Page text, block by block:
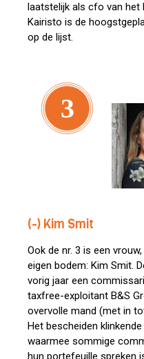
laatstelijk als cfo van het
Kairisto is de
op de lijst.
3
(-) Kim Smit
Ook de nr. 3 is een
eigen bodem: Kim Smit.
vorig jaar een
taxfree-exploitant B&S
overvolle mand (met in
Het bescheiden klinkende
waarmee sommige
hun portefeuille spreken